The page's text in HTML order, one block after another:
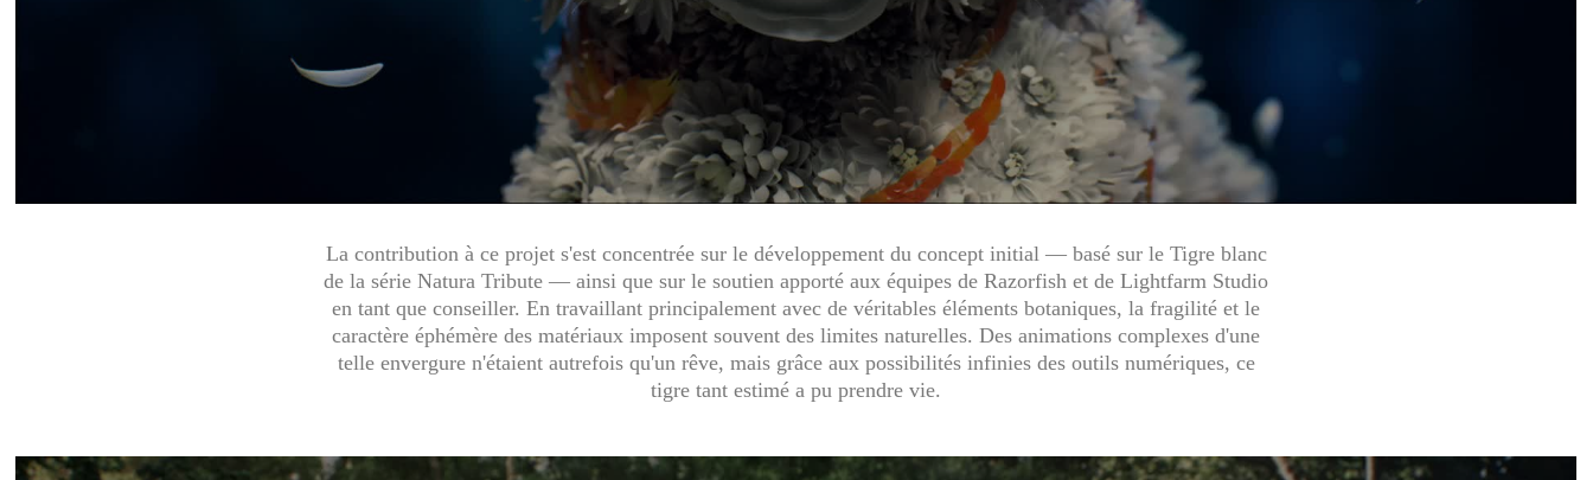
La contribution à ce projet s'est concentrée sur le développement du concept initial — basé sur le Tigre blanc
de la série Natura Tribute — ainsi que sur le soutien apporté aux équipes de Razorfish et de Lightfarm Studio
en tant que conseiller. En travaillant principalement avec de véritables éléments botaniques, la fragilité et le
caractère éphémère des matériaux imposent souvent des limites naturelles. Des animations complexes d'une
telle envergure n'étaient autrefois qu'un rêve, mais grâce aux possibilités infinies des outils numériques, ce
tigre tant estimé a pu prendre vie.